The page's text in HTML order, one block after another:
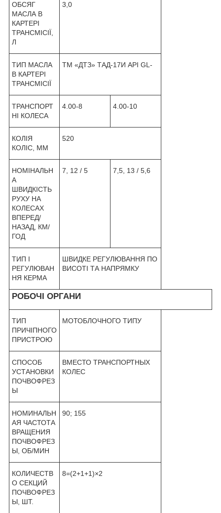
ОБСЯГ
МАСЛА В
КАРТЕРІ
ТРАНСМІСІЇ,
Л
3,0
ТИП МАСЛА
В КАРТЕРІ
ТРАНСМІСІЇ
ТМ «ДТЗ» ТАД-17И API GL-
ТРАНСПОРТ
НІ КОЛЕСА
4.00-8 4.00-10
КОЛІЯ
КОЛІС, ММ
520
НОМІНАЛЬН
А
ШВИДКІСТЬ
РУХУ НА
КОЛЕСАХ
ВПЕРЕД/
НАЗАД, КМ/
ГОД
7, 12 / 5 7,5, 13 / 5,6
ТИП І
РЕГУЛЮВАН
НЯ КЕРМА
ШВИДКЕ РЕГУЛЮВАННЯ ПО
ВИСОТІ ТА НАПРЯМКУ
РОБОЧІ ОРГАНИ
ТИП
ПРИЧІПНОГО
ПРИСТРОЮ
МОТОБЛОЧНОГО ТИПУ
СПОСОБ
УСТАНОВКИ
ПОЧВОФРЕЗ
Ы
ВМЕСТО ТРАНСПОРТНЫХ
КОЛЕС
НОМИНАЛЬН
АЯ ЧАСТОТА
ВРАЩЕНИЯ
ПОЧВОФРЕЗ
Ы, ОБ/МИН
90; 155
КОЛИЧЕСТВ
О СЕКЦИЙ
ПОЧВОФРЕЗ
Ы, ШТ.
8=(2+1+1)×2